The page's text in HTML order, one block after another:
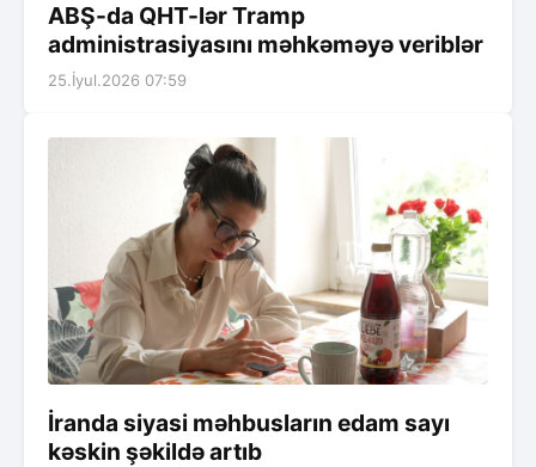
ABŞ-da QHT-lər Tramp
administrasiyasını məhkəməyə veriblər
25.İyul.2026 07:59
İranda siyasi məhbusların edam sayı
kəskin şəkildə artıb